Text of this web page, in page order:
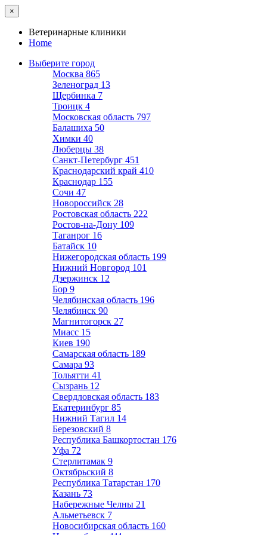
×
Ветеринарные клиники
Home
Выберите город
Москва 865
Зеленоград 13
Щербинка 7
Троицк 4
Московская область 797
Балашиха 50
Химки 40
Люберцы 38
Санкт-Петербург 451
Краснодарский край 410
Краснодар 155
Сочи 47
Новороссийск 28
Ростовская область 222
Ростов-на-Дону 109
Таганрог 16
Батайск 10
Нижегородская область 199
Нижний Новгород 101
Дзержинск 12
Бор 9
Челябинская область 196
Челябинск 90
Магнитогорск 27
Миасс 15
Киев 190
Самарская область 189
Самара 93
Тольятти 41
Сызрань 12
Свердловская область 183
Екатеринбург 85
Нижний Тагил 14
Березовский 8
Республика Башкортостан 176
Уфа 72
Стерлитамак 9
Октябрьский 8
Республика Татарстан 170
Казань 73
Набережные Челны 21
Альметьевск 7
Новосибирская область 160